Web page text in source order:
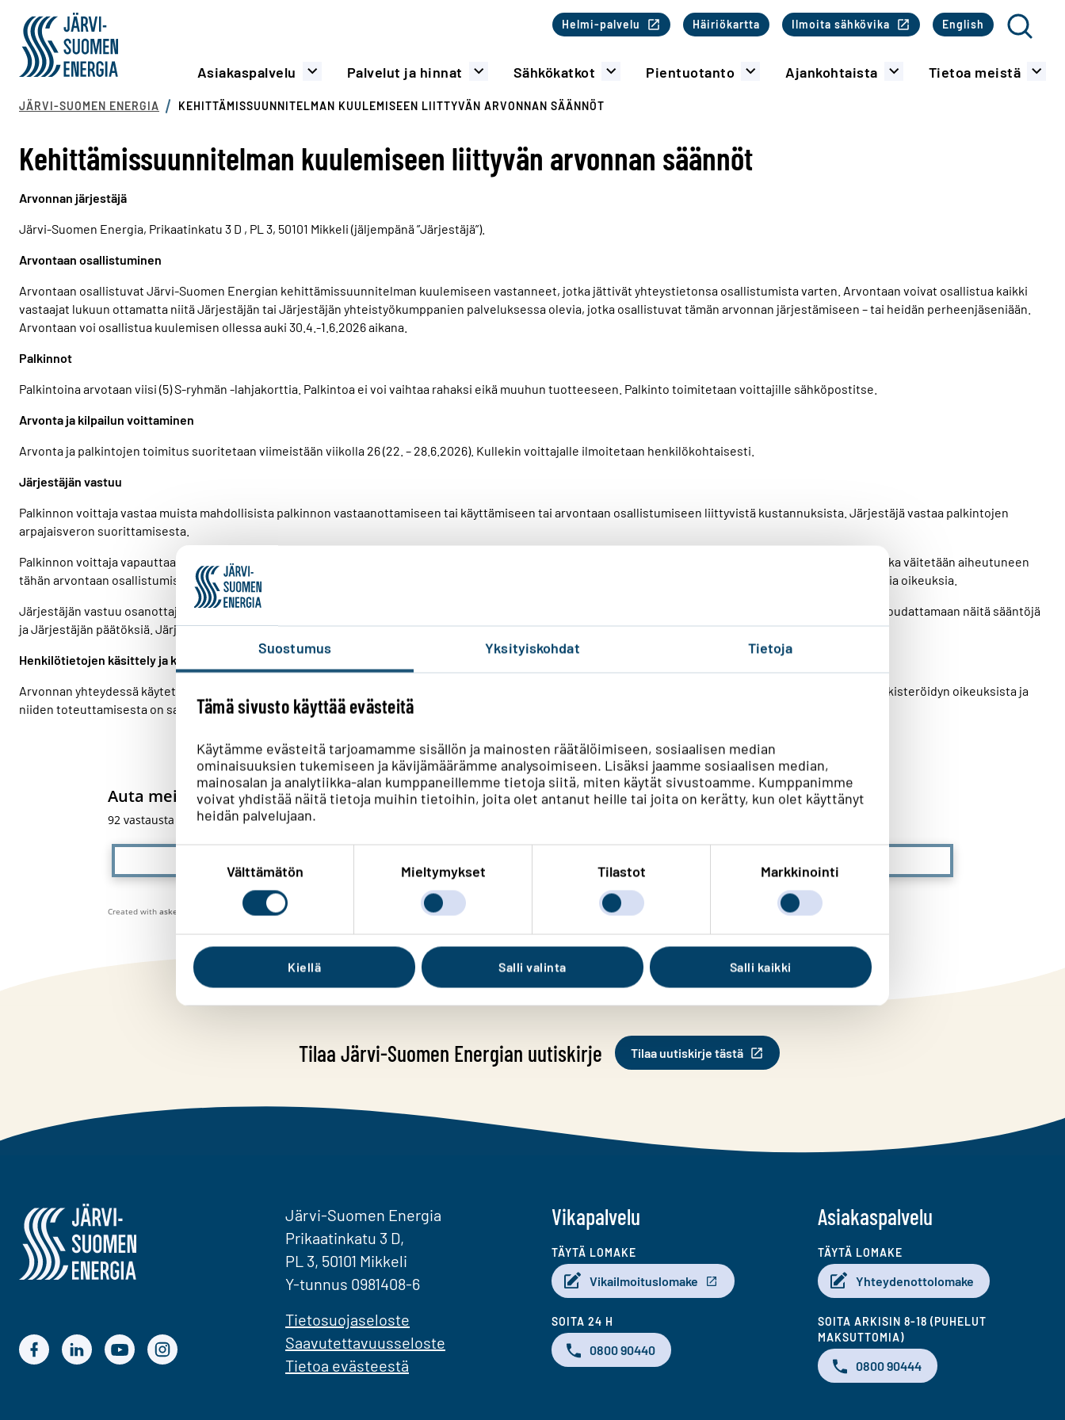
Suostumus Yksityiskohdat Tietoja
Tämä sivusto käyttää evästeitä
Käytämme evästeitä tarjoamamme sisällön ja mainosten räätälöimiseen, sosiaalisen median
ominaisuuksien tukemiseen ja kävijämäärämme analysoimiseen. Lisäksi jaamme sosiaalisen median,
mainosalan ja analytiikka-alan kumppaneillemme tietoja siitä, miten käytät sivustoamme. Kumppanimme
voivat yhdistää näitä tietoja muihin tietoihin, joita olet antanut heille tai joita on kerätty, kun olet käyttänyt
heidän palvelujaan.
Suostumuksen
Välttämätön Mieltymykset Tilastot Markkinointi
Kiellä Salli valinta Salli kaikki
Siirry sisältöön
Järvi-Suomen Energia Toinen valikko
Helmi-palvelu Häiriökartta Ilmoita sähkövika English
Haku
Päävalikko
Asiakaspalvelu Palvelut ja hinnat Sähkökatkot Pientuotanto Ajankohtaista Tietoa meistä
JÄRVI-SUOMEN ENERGIA KEHITTÄMISSUUNNITELMAN KUULEMISEEN LIITTYVÄN ARVONNAN SÄÄNNÖT
Kehittämissuunnitelman kuulemiseen liittyvän arvonnan säännöt
Arvonnan järjestäjä
Järvi-Suomen Energia, Prikaatinkatu 3 D , PL 3, 50101 Mikkeli (jäljempänä ”Järjestäjä”).
Arvontaan osallistuminen
Arvontaan osallistuvat Järvi-Suomen Energian kehittämissuunnitelman kuulemiseen vastanneet, jotka jättivät yhteystietonsa osallistumista varten. Arvontaan voivat osallistua kaikki
vastaajat lukuun ottamatta niitä Järjestäjän tai Järjestäjän yhteistyökumppanien palveluksessa olevia, jotka osallistuvat tämän arvonnan järjestämiseen – tai heidän perheenjäseniään.
Arvontaan voi osallistua kuulemisen ollessa auki 30.4.-1.6.2026 aikana.
Palkinnot
Palkintoina arvotaan viisi (5) S-ryhmän -lahjakorttia. Palkintoa ei voi vaihtaa rahaksi eikä muuhun tuotteeseen. Palkinto toimitetaan voittajille sähköpostitse.
Arvonta ja kilpailun voittaminen
Arvonta ja palkintojen toimitus suoritetaan viimeistään viikolla 26 (22. – 28.6.2026). Kullekin voittajalle ilmoitetaan henkilökohtaisesti.
Järjestäjän vastuu
Palkinnon voittaja vastaa muista mahdollisista palkinnon vastaanottamiseen tai käyttämiseen tai arvontaan osallistumiseen liittyvistä kustannuksista. Järjestäjä vastaa palkintojen
arpajaisveron suorittamisesta.
Palkinnon voittaja vapauttaa Järjestäjän sekä arvonnan järjestämiseen osallistuneet Järjestäjän yhteistyökumppanit kaikesta vastuusta, joka aiheutuu tai jonka väitetään aiheutuneen
tähän arvontaan osallistumisesta tai palkinnon vastaanottamisesta. Tämä vastuuvapaus ei kuitenkaan heikennä kuluttajalle kuluttajansuojalain nojalla kuuluvia oikeuksia.
Järjestäjän vastuu osanottajia kohtaan ei ylitä näissä säännöissä mainitun palkinnon arvoa tai määrää. Osallistumalla tähän arvontaan osallistujat sitoutuvat noudattamaan näitä sääntöjä
ja Järjestäjän päätöksiä. Järjestäjä pidättää oikeuden sääntömuutoksiin ilmoittamalla niistä arvonnan verkkosivulla.
Henkilötietojen käsittely ja käyttäminen suoramarkkinoinnissa
Arvonnan yhteydessä käytettäviä henkilötietoja ei hyödynnetä suoramarkkinoinnissa ilman käyttäjän suostumusta. Lisätietoja henkilötietojen käsittelystä, rekisteröidyn oikeuksista ja
niiden toteuttamisesta on saatavilla tietosuojaselosteesta osoitteessa
Auta meitä kehittämään verkkosivujamme. Löysitkö sisällöstä etsimäsi tiedon?
92 vastausta
Created with askem.com
Tilaa Järvi-Suomen Energian uutiskirje Tilaa uutiskirje tästä
Järvi-Suomen Energia
Järvi-Suomen Energian Facebook
Järvi-Suomen Energian LinkedIn
Järvi-Suomen Energian YouTube
Järvi-Suomen Energian Instagram
Järvi-Suomen Energia
Prikaatinkatu 3 D,
PL 3, 50101 Mikkeli
Y-tunnus 0981408-6
Tietosuojaseloste
Saavutettavuusseloste
Tietoa evästeestä
Vikapalvelu
TÄYTÄ LOMAKE
Vikailmoituslomake
SOITA 24 H
0800 90440
Asiakaspalvelu
TÄYTÄ LOMAKE
Yhteydenottolomake
SOITA ARKISIN 8-18 (PUHELUT
MAKSUTTOMIA)
0800 90444